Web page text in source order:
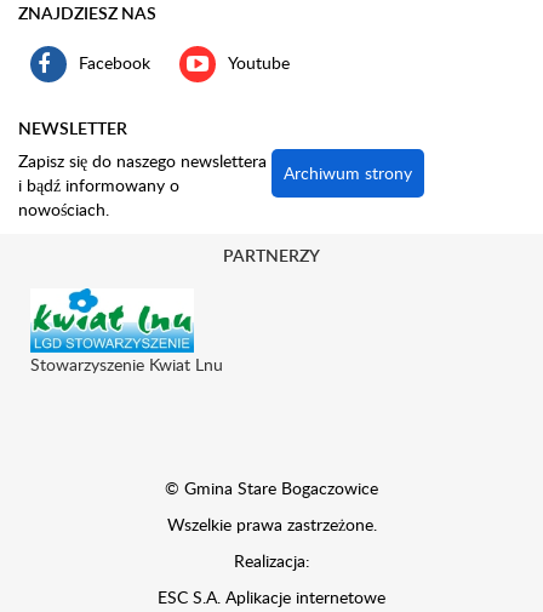
ZNAJDZIESZ NAS
Facebook Youtube
NEWSLETTER
Zapisz się do naszego newslettera
i bądź informowany o
nowościach.
Archiwum strony
© Gmina Stare Bogaczowice
Wszelkie prawa zastrzeżone.
Realizacja:
ESC S.A. Aplikacje internetowe
PARTNERZY
Stowarzyszenie Kwiat Lnu